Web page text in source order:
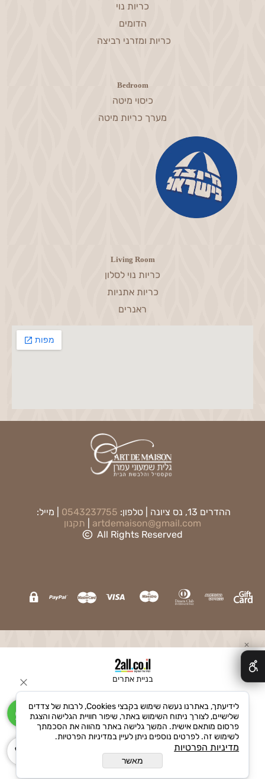
כריות נוי
הדומים
כריות ומזרני רביצה
Bedroom
כיסוי מיטה
מערך כריות מיטה
Living Room
כריות נוי לסלון
כריות אתניות
ראנרים
ההדרים 13, נס ציונה | טלפון: 0543237755 | מייל:
artdemaison@gmail.com
תקנון
All Rights Reserved
בניית אתרים
✕
לידיעתך, באתרנו נעשה שימוש בקבצי Cookies, לרבות של צדדים
שלישיים, לצורך ניתוח השימוש באתר, שיפור חוויית הגלישה והצגת
פרסום מותאם אישית. המשך גלישה באתר מהווה את הסכמתך
לשימוש זה. לפרטים נוספים ניתן לעיין במדיניות הפרטיות.
מדיניות הפרטיות
מאשר